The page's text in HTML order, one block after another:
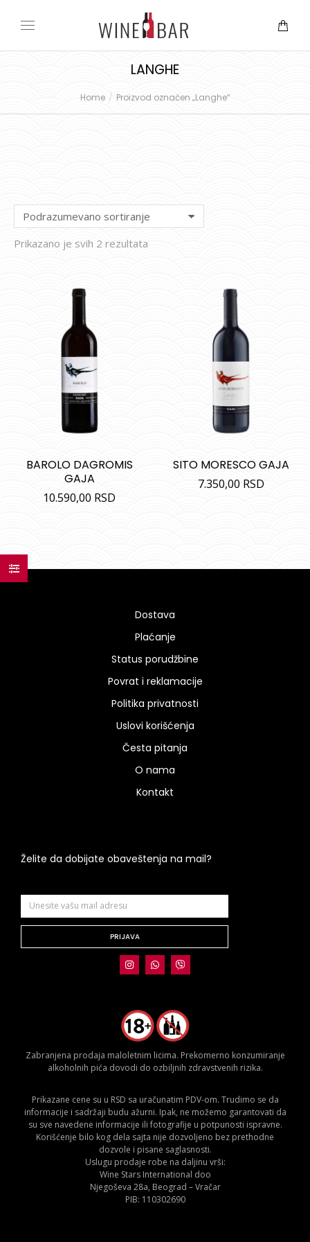
LANGHE
You are here:Home Proizvod označen „Langhe“
Prikazano je svih 2 rezultata
BAROLO DAGROMIS
GAJA
10.590,00 RSD
SITO MORESCO GAJA
7.350,00 RSD
Dostava
Plaćanje
Status porudžbine
Povrat i reklamacije
Politika privatnosti
Uslovi korišćenja
Česta pitanja
O nama
Kontakt
Želite da dobijate obaveštenja na mail?
PRIJAVA
Zabranjena prodaja maloletnim licima. Prekomerno konzumiranje
alkoholnih pića dovodi do ozbiljnih zdravstvenih rizika.
Prikazane cene su u RSD sa uračunatim PDV-om. Trudimo se da
informacije i sadržaji budu ažurni. Ipak, ne možemo garantovati da
su sve navedene informacije ili fotografije u potpunosti ispravne.
Korišćenje bilo kog dela sajta nije dozvoljeno bez prethodne
dozvole i pisane saglasnosti.
Uslugu prodaje robe na daljinu vrši:
Wine Stars International doo
Njegoševa 28a, Beograd – Vračar
PIB: 110302690